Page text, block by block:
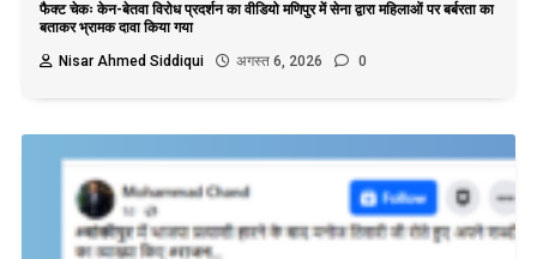
फैक्ट चेकः केन-बेतवा विरोध प्रदर्शन का वीडियो मणिपुर में सेना द्वारा महिलाओं पर बर्बरता का
बताकर भ्रामक दावा किया गया
Nisar Ahmed Siddiqui
अगस्त 6, 2026 0